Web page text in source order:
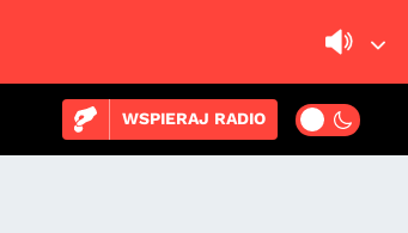
WSPIERAJ RADIO